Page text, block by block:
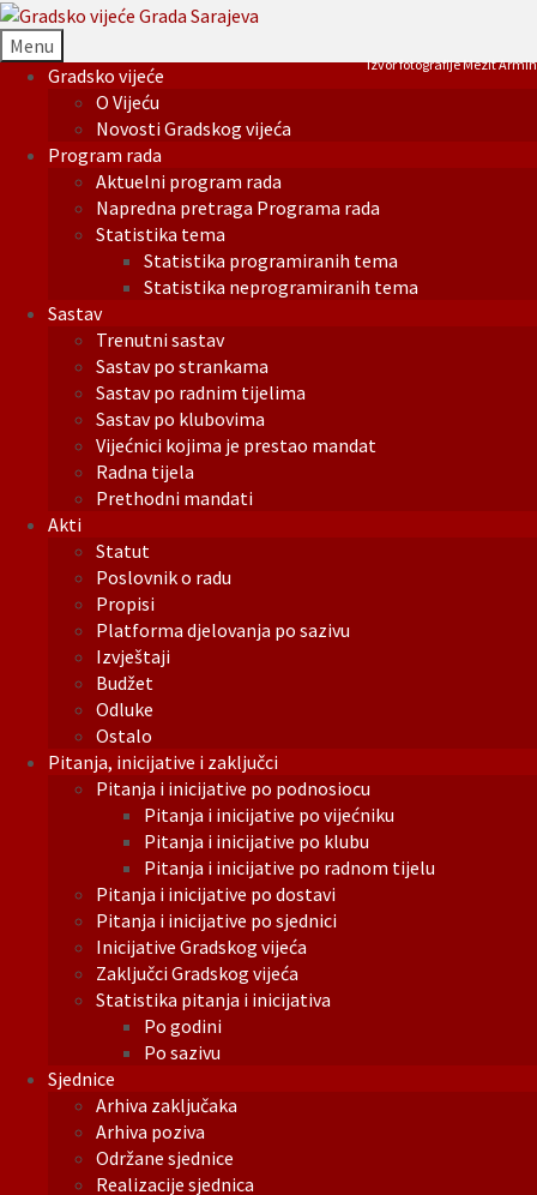
Menu
Gradsko vijeće
O Vijeću
Novosti Gradskog vijeća
Program rada
Aktuelni program rada
Napredna pretraga Programa rada
Statistika tema
Statistika programiranih tema
Statistika neprogramiranih tema
Sastav
Trenutni sastav
Sastav po strankama
Sastav po radnim tijelima
Sastav po klubovima
Vijećnici kojima je prestao mandat
Radna tijela
Prethodni mandati
Akti
Statut
Poslovnik o radu
Propisi
Platforma djelovanja po sazivu
Izvještaji
Budžet
Odluke
Ostalo
Pitanja, inicijative i zaključci
Pitanja i inicijative po podnosiocu
Pitanja i inicijative po vijećniku
Pitanja i inicijative po klubu
Pitanja i inicijative po radnom tijelu
Pitanja i inicijative po dostavi
Pitanja i inicijative po sjednici
Inicijative Gradskog vijeća
Zaključci Gradskog vijeća
Statistika pitanja i inicijativa
Po godini
Po sazivu
Sjednice
Arhiva zaključaka
Arhiva poziva
Održane sjednice
Realizacije sjednica
Izvor fotografije Mezit Armin